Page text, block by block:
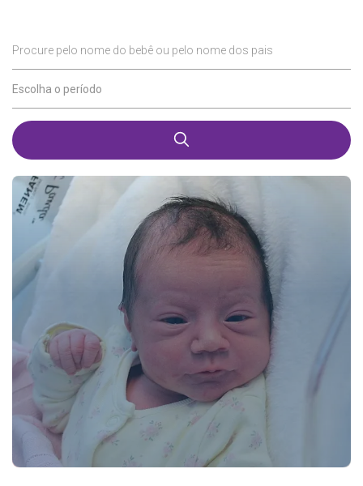
Procure pelo nome do bebê ou pelo nome dos pais
Escolha o período